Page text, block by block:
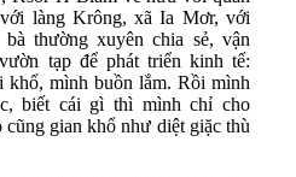
làng Krông, xã Ia Mơr, với
thường xuyên chia sẻ, vận
tạp để phát triển kinh tế:
khổ, mình buồn lắm. Rồi mình
biết cái gì thì mình chỉ cho
gian khổ như diệt giặc thù